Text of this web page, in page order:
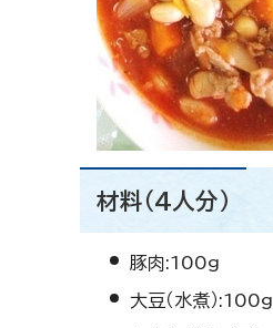
材料（4人分）
豚肉:100g
大豆（水煮）:100g